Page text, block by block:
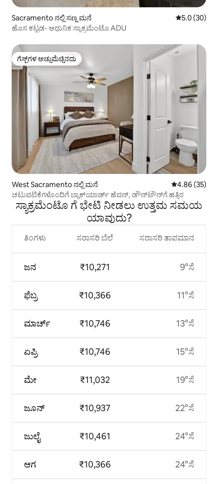
Sacramento ನಲ್ಲಿ ಸಣ್ಣ ಮನೆ 5 ರಲ್ಲಿ 5.0
5.0 (30)
ಹೊಸ ಕಟ್ಟಡ- ಆಧುನಿಕ ಸ್ಯಾಕ್ರಮೆಂಟೊ ADU
ಗೆಸ್ಟ್‌ಗಳ ಅಚ್ಚುಮೆಚ್ಚಿನದು
ಗೆಸ್ಟ್‌ಗಳ ಅಚ್ಚುಮೆಚ್ಚಿನದು
West Sacramento ನಲ್ಲಿ ಮನೆ 5 ರಲ್ಲಿ 4.86
4.86 (35)
ಚಟುವಟಿಕೆಗಳೊಂದಿಗೆ ಬ್ಯಾಕ್‌ಯಾರ್ಡ್ ಹೆವನ್, ಡೌನ್‌ಟೌನ್‌ಗೆ ಹತ್ತಿರ
ಸ್ಯಾಕ್ರಮೆಂಟೊ ಗೆ ಭೇಟಿ ನೀಡಲು ಉತ್ತಮ ಸಮಯ
ಯಾವುದು?
ತಿಂಗಳು
ಜನ
ಫೆಬ್ರ
ಮಾರ್ಚ್
ಏಪ್ರಿ
ಮೇ
ಜೂನ್
ಜುಲೈ
ಆಗ
ಸರಾಸರಿ ಬೆಲೆ
₹10,271
₹10,366
₹10,746
₹10,746
₹11,032
₹10,937
₹10,461
₹10,366
ಸರಾಸರಿ ತಾಪಮಾನ
9°ಸೆ
11°ಸೆ
13°ಸೆ
15°ಸೆ
19°ಸೆ
22°ಸೆ
24°ಸೆ
24°ಸೆ